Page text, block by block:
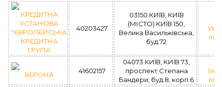
КРЕДИТНА
УСТАНОВА
"ЄВРОПЕЙСЬКА
КРЕДИТНА
ГРУПА
40203427
03150 КИЇВ, КИЇВ
(МІСТО) КИЇВ 150,
Велика Васильківська,
буд.72
ВЕРОНА 41602157
04073 КИЇВ, КИЇВ 73,
проспект Степана
Бандери, буд.8, корп.6